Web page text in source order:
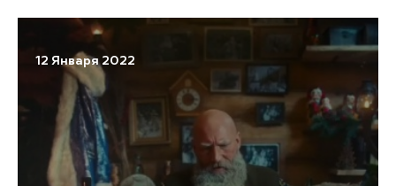
12 Января 2022